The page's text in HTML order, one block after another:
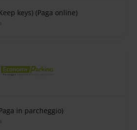
keys) (Paga online)
in parcheggio)